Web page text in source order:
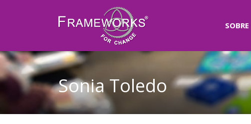
SOBRE
Sonia Toledo